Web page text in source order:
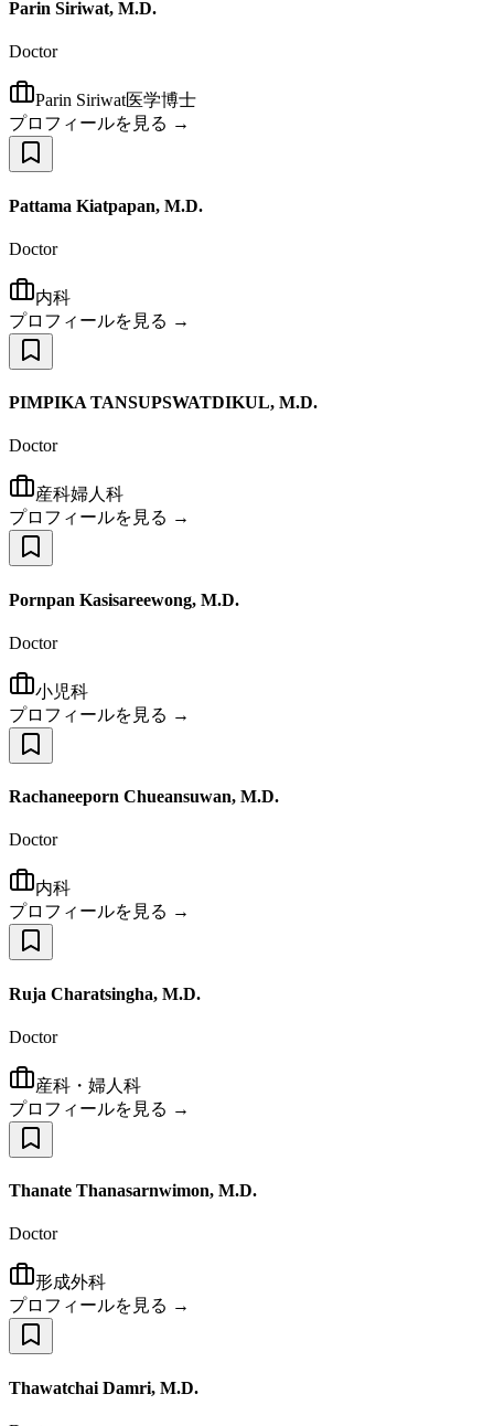
Parin Siriwat, M.D.
Doctor
Parin Siriwat医学博士
プロフィールを見る →
Pattama Kiatpapan, M.D.
Doctor
内科
プロフィールを見る →
PIMPIKA TANSUPSWATDIKUL, M.D.
Doctor
産科婦人科
プロフィールを見る →
Pornpan Kasisareewong, M.D.
Doctor
小児科
プロフィールを見る →
Rachaneeporn Chueansuwan, M.D.
Doctor
内科
プロフィールを見る →
Ruja Charatsingha, M.D.
Doctor
産科・婦人科
プロフィールを見る →
Thanate Thanasarnwimon, M.D.
Doctor
形成外科
プロフィールを見る →
Thawatchai Damri, M.D.